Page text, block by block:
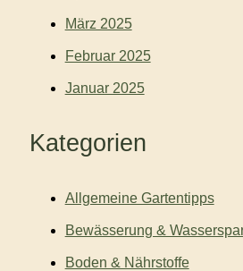
März 2025
Februar 2025
Januar 2025
Kategorien
Allgemeine Gartentipps
Bewässerung &
Boden & Nährstoffe